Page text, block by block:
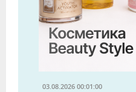
03.08.2026 00:01:00